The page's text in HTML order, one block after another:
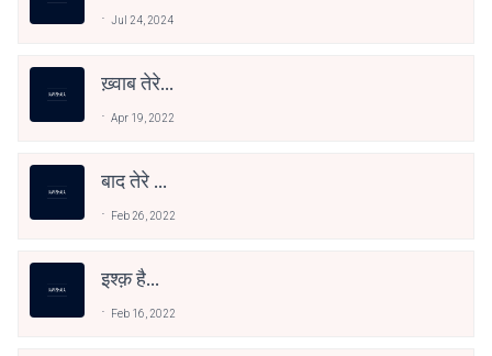
Jul 24, 2024
ख़्वाब तेरे...
Apr 19, 2022
बाद तेरे ...
Feb 26, 2022
इश्क़ है...
Feb 16, 2022